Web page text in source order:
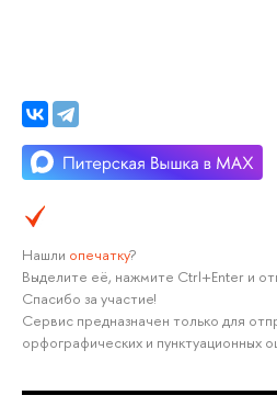
Нашли опечатку?
Выделите её, нажмите Ctrl+Enter и
Спасибо за участие!
Сервис предназначен только для
орфографических и пунктуационных